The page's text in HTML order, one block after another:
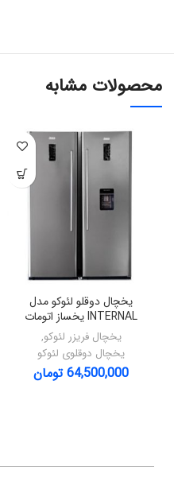
محصولات مشابه
یخچال دوقلو لئوکو مدل
INTERNAL یخساز اتومات
یخچال فریزر لئوکو,
یخچال دوقلوی لئوکو
64,500,000 تومان